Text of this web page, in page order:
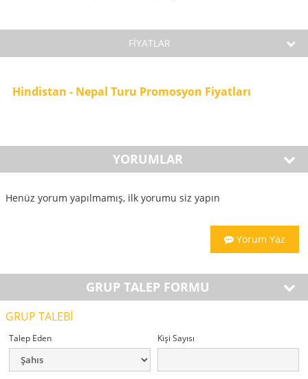
FİYATLAR
Hindistan - Nepal Turu Promosyon Fiyatları
YORUMLAR
Henüz yorum yapılmamış, ilk yorumu siz yapın
Yorum Yaz
GRUP TALEP FORMU
GRUP TALEBİ
Talep Eden Kişi Sayısı